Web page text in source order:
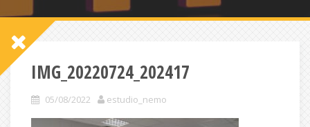
IMG_20220724_202417
05/08/2022 estudio_nemo